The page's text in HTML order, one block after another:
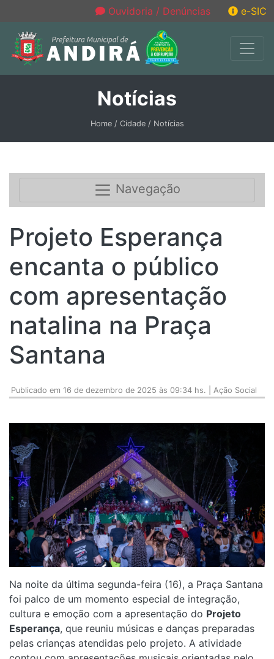
Ouvidoria / Denúncias e-SIC
Notícias
Home / Cidade / Notícias
Navegação
Projeto Esperança
encanta o público
com apresentação
natalina na Praça
Santana
Publicado em 16 de dezembro de 2025 às 09:34 hs. | Ação Social
Na noite da última segunda-feira (16), a Praça Santana
foi palco de um momento especial de integração,
cultura e emoção com a apresentação do Projeto
Esperança, que reuniu músicas e danças preparadas
pelas crianças atendidas pelo projeto. A atividade